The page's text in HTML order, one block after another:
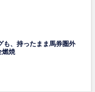
も、持ったまま馬券圏外
燃焼